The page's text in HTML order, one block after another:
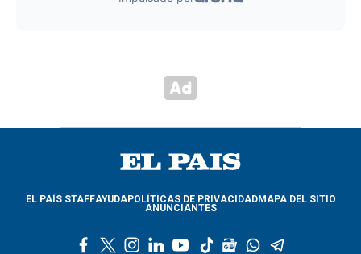
EL PAÍS STAFFAYUDAPOLÍTICAS DE PRIVACIDADMAPA DEL SITIO
ANUNCIANTES
l
y
t
g
w